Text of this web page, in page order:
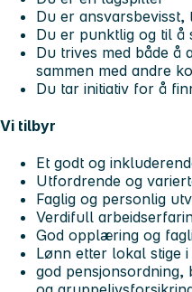
Du er ansvarsbevisst,
Du er punktlig og til å
Du trives med både å
sammen med andre
Du tar initiativ for å
Vi tilbyr
Et godt og
Utfordrende og
Faglig og personlig
Verdifull
God opplæring og
Lønn etter lokal stige
god